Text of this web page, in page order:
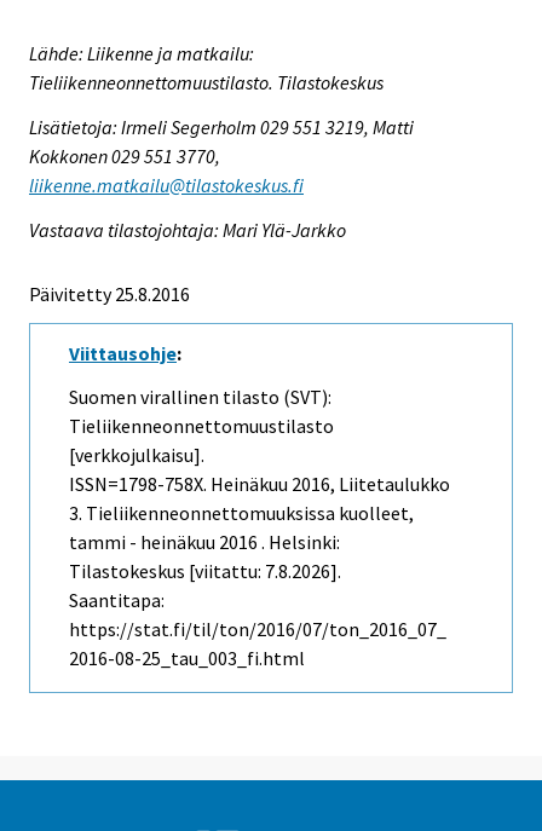
Lähde: Liikenne ja matkailu:
Tieliikenneonnettomuustilasto. Tilastokeskus
Lisätietoja: Irmeli Segerholm 029 551 3219, Matti
Kokkonen 029 551 3770,
liikenne.matkailu@tilastokeskus.fi
Vastaava tilastojohtaja: Mari Ylä-Jarkko
Päivitetty 25.8.2016
Viittausohje:
Suomen virallinen tilasto (SVT):
Tieliikenneonnettomuustilasto
[verkkojulkaisu].
ISSN=1798-758X. Heinäkuu 2016, Liitetaulukko
3. Tieliikenneonnettomuuksissa kuolleet,
tammi - heinäkuu 2016 . Helsinki:
Tilastokeskus [viitattu: 7.8.2026].
Saantitapa:
https://stat.fi/til/ton/2016/07/ton_2016_07_
2016-08-25_tau_003_fi.html